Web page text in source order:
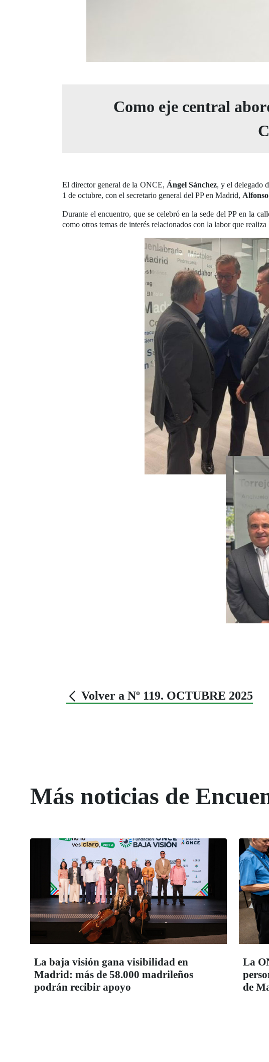
Como eje central
El director general de la ONCE, Ángel Sánchez, y el delegado
1 de octubre, con el secretario general del PP en Madrid,
Durante el encuentro, que se celebró en la sede del PP en la
como otros temas de interés relacionados con la labor que
Volver a Nº 119. OCTUBRE 2025
Más noticias de
La baja visión gana visibilidad en
Madrid: más de 58.000 madrileños
podrán recibir apoyo
La
de